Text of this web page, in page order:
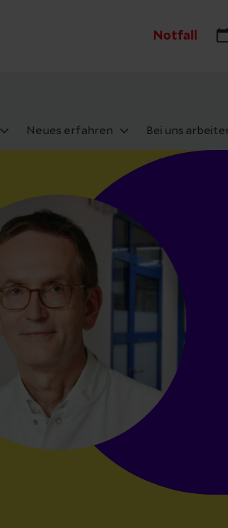
Notfall
Neues erfahren Bei uns